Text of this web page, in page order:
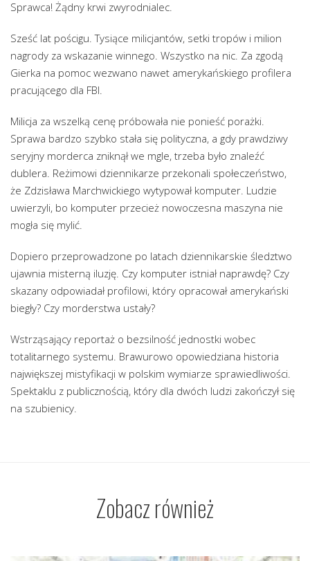
Sprawca! Żądny krwi zwyrodnialec.
Sześć lat pościgu. Tysiące milicjantów, setki tropów i milion
nagrody za wskazanie winnego. Wszystko na nic. Za zgodą
Gierka na pomoc wezwano nawet amerykańskiego profilera
pracującego dla FBI.
Milicja za wszelką cenę próbowała nie ponieść porażki.
Sprawa bardzo szybko stała się polityczna, a gdy prawdziwy
seryjny morderca zniknął we mgle, trzeba było znaleźć
dublera. Reżimowi dziennikarze przekonali społeczeństwo,
że Zdzisława Marchwickiego wytypował komputer. Ludzie
uwierzyli, bo komputer przecież nowoczesna maszyna nie
mogła się mylić.
Dopiero przeprowadzone po latach dziennikarskie śledztwo
ujawnia misterną iluzję. Czy komputer istniał naprawdę? Czy
skazany odpowiadał profilowi, który opracował amerykański
biegły? Czy morderstwa ustały?
Wstrząsający reportaż o bezsilność jednostki wobec
totalitarnego systemu. Brawurowo opowiedziana historia
największej mistyfikacji w polskim wymiarze sprawiedliwości.
Spektaklu z publicznością, który dla dwóch ludzi zakończył się
na szubienicy.
Zobacz również